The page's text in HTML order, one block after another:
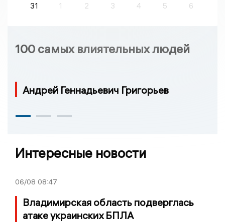
31
1 2 3 4 5 6
100 самых влиятельных людей
Андрей Геннадьевич Григорьев
Интересные новости
06/08 08:47
Владимирская область подверглась
атаке украинских БПЛА